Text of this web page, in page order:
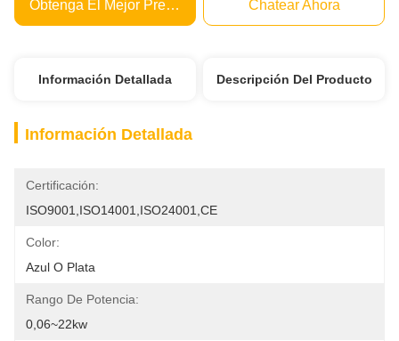
Obtenga El Mejor Precio Chatear Ahora
Información Detallada Descripción Del Producto
Información Detallada
Certificación:
ISO9001,ISO14001,ISO24001,CE
Color:
Azul O Plata
Rango De Potencia:
0,06~22kw